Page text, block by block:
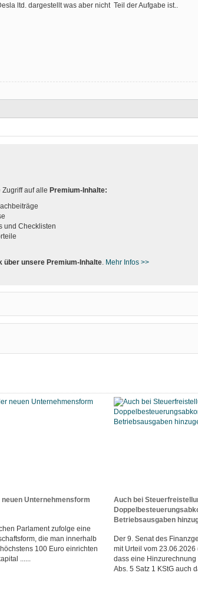
ltd. dargestellt was aber nicht Teil der Aufgabe ist..
Zugriff auf alle Premium-Inhalte:
und Checklisten
über unsere Premium-Inhalte. Mehr Infos >>
Unternehmensform
Parlament zufolge eine
die man innerhalb
100 Euro einrichten
......
Auch bei
Betriebsausgaben
Der 9. Senat des
mit Urteil vom
dass eine Hinzurechnung
Abs. 5 Satz 1 KStG auch